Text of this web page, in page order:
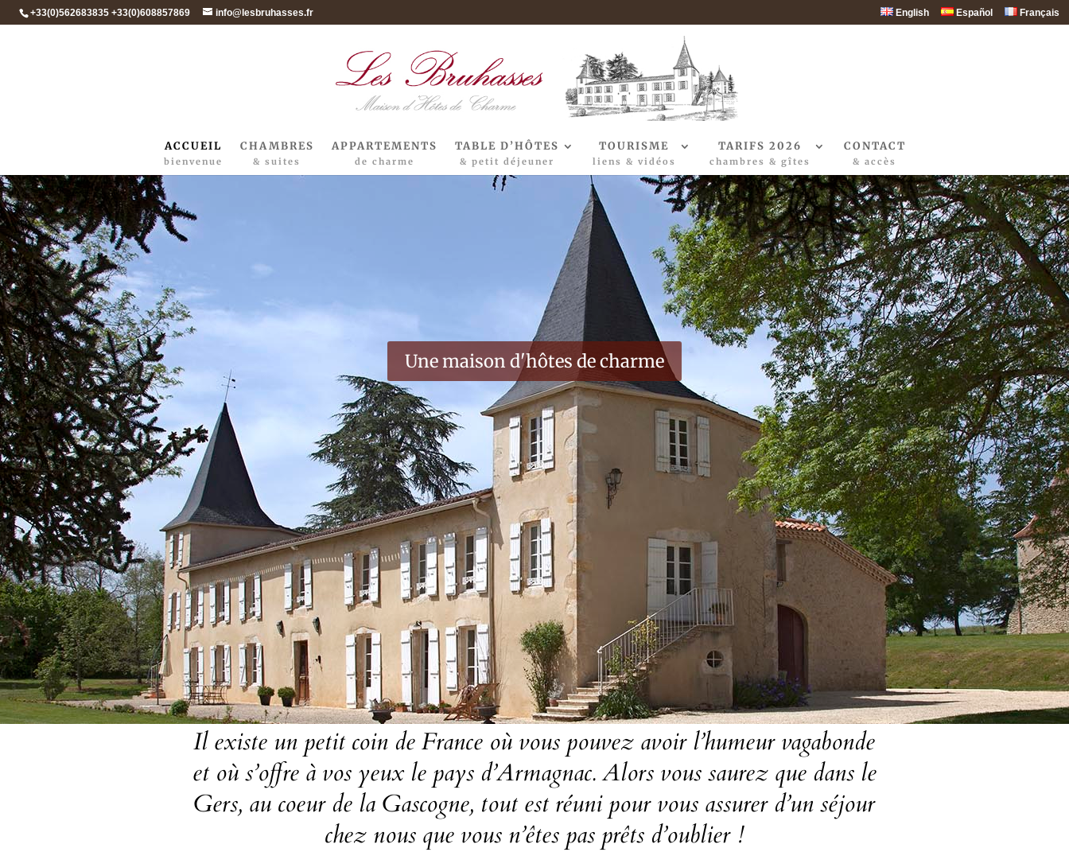
+33(0)562683835 +33(0)608857869 info@lesbruhasses.fr English Español Français
ACCUEIL
bienvenue
CHAMBRES
& suites
APPARTEMENTS
de charme
TABLE D’HÔTES
& petit déjeuner
TOURISME
liens & vidéos
TARIFS 2026
chambres & gîtes
CONTACT
& accès
Une maison d'hôtes de charme
Il existe un petit coin de France où vous pouvez avoir l’humeur vagabonde
et où s’offre à vos yeux le pays d’Armagnac. Alors vous saurez que dans le
Gers, au coeur de la Gascogne, tout est réuni pour vous assurer d’un séjour
chez nous que vous n’êtes pas prêts d’oublier !